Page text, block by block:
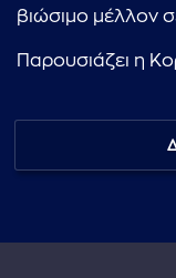
βιώσιμο μέλλον
Παρουσιάζει η